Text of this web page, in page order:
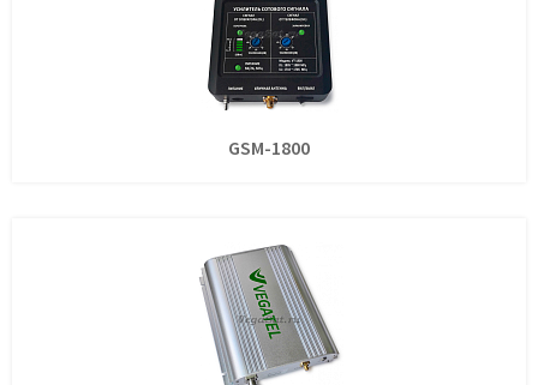
GSM-1800